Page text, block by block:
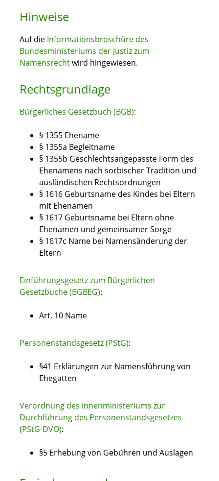
Hinweise
Auf die Informationsbroschüre des
Bundesministeriums der Justiz zum
Namensrechtwird hingewiesen.
Rechtsgrundlage
Bürgerliches Gesetzbuch (BGB):
§ 1355 Ehename
§ 1355a Begleitname
§ 1355b Geschlechtsangepasste Form des
Ehenamens nach sorbischer Tradition und
ausländischen Rechtsordnungen
§ 1616 Geburtsname des Kindes bei Eltern
mit Ehenamen
§ 1617 Geburtsname bei Eltern ohne
Ehenamen und gemeinsamer Sorge
§ 1617c Name bei Namensänderung der
Eltern
Einführungsgesetz zum Bürgerlichen
Gesetzbuche (BGBEG):
Art. 10 Name
Personenstandsgesetz (PStG):
§41 Erklärungen zur Namensführung von
Ehegatten
Verordnung des Innenministeriums zur
Durchführung des Personenstandsgesetzes
(PStG-DVO):
§5 Erhebung von Gebühren und Auslagen